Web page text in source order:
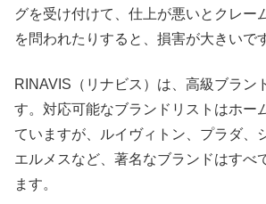
グを受け付けて、仕上が悪いとクレー
を問われたりすると、損害が大きいで
RINAVIS（リナビス）は、高級ブラン
す。対応可能なブランドリストはホー
ていますが、ルイヴィトン、プラダ、
エルメスなど、著名なブランドはすべ
ます。